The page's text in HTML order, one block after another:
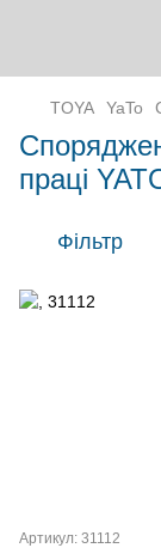
TOYA YaTo
праці
Фільтр
Артикул: 31112